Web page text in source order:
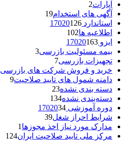
آپارات2
آگهی های استخدام19
استاندارد 17020 126
اطلاعیه ها102
ایزو 17020 163
بیمه مسئولیت بازرسی3
تجهیزات بازرسی7
خرید و فروش شرکت های بازرسی
دامنه شمول های تایید صلاحیت9
دسته بندی نشده23
دسته‌بندی نشده134
دوره آموزشی 17020 34
شرایط احراز شغل39
مدارک مورد نیاز اخذ مجوزها 1
مرکز ملی تایید صلاحیت ایران124